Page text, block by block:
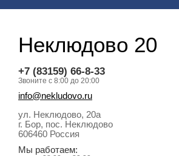
Неклюдово 20
+7 (83159) 66-8-33
Звоните с 8:00 до 20:00
info@nekludovo.ru
ул. Неклюдово, 20а
г. Бор, пос. Неклюдово
606460 Россия
Мы работаем: